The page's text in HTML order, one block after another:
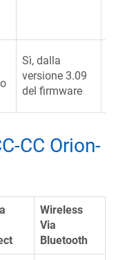
Sì, dalla
versione 3.09
del firmware
CC Orion-
Wireless
Via
Bluetooth